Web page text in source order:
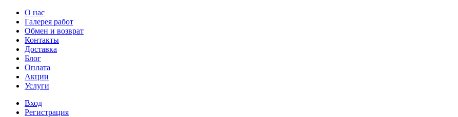
О нас
Галерея работ
Обмен и возврат
Контакты
Доставка
Блог
Оплата
Акции
Услуги
Вход
Регистрация